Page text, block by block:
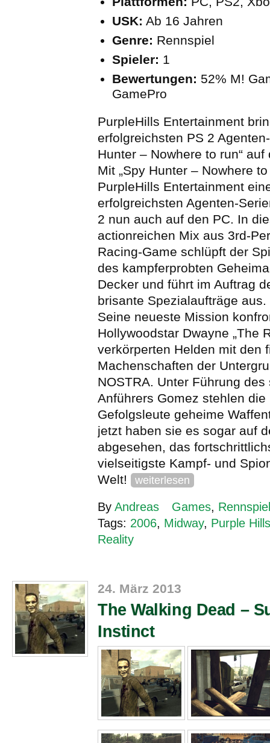
USK: Ab 16 Jahren
Genre: Rennspiel
Spieler: 1
Bewertungen: 52% M!
GamePro
PurpleHills Entertainment
erfolgreichsten PS 2
Hunter – Nowhere to run“ auf
Mit „Spy Hunter – Nowhere
PurpleHills Entertainment
erfolgreichsten Agenten-
2 nun auch auf den PC. In
actionreichen Mix aus 3rd-
Racing-Game schlüpft der
des kampferprobten
Decker und führt im Auftrag
brisante Spezialaufträge aus.
Seine neueste Mission
Hollywoodstar Dwayne „The
verkörperten Helden mit den
Machenschaften der
NOSTRA. Unter Führung
Anführers Gomez stehlen die
Gefolgsleute geheime
jetzt haben sie es sogar auf
abgesehen, das
vielseitigste Kampf- und
Welt!
weiterlesen
By Andreas Games, Rennspiel
Tags: 2006, Midway, Purple Hills
Reality
24. März 2013
The Walking Dead –
Instinct